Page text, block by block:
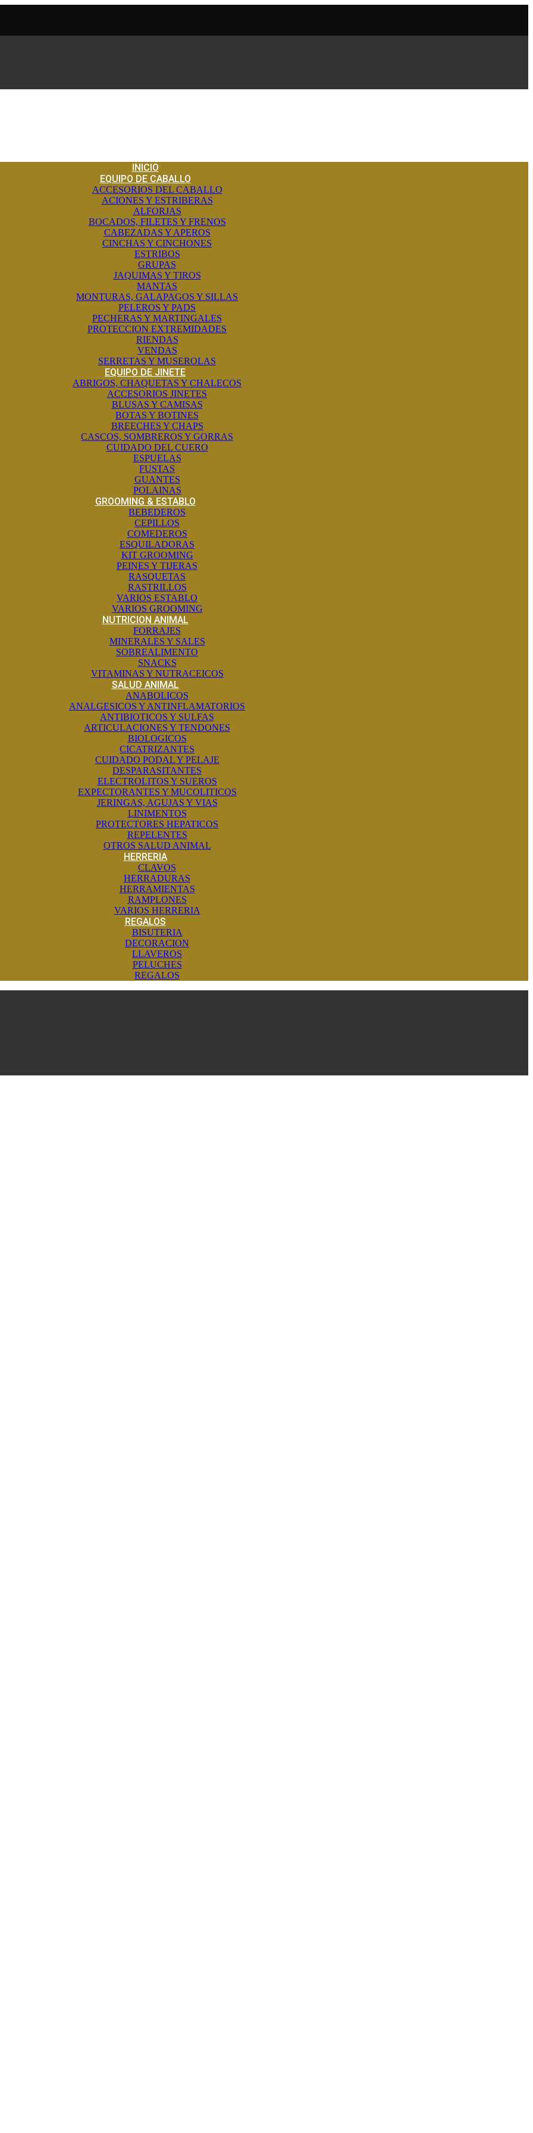
INICIO
EQUIPO DE CABALLO
ACCESORIOS DEL CABALLO
ACIONES Y ESTRIBERAS
ALFORJAS
BOCADOS, FILETES Y FRENOS
CABEZADAS Y APEROS
CINCHAS Y CINCHONES
ESTRIBOS
GRUPAS
JAQUIMAS Y TIROS
MANTAS
MONTURAS, GALAPAGOS Y SILLAS
PELEROS Y PADS
PECHERAS Y MARTINGALES
PROTECCION EXTREMIDADES
RIENDAS
VENDAS
SERRETAS Y MUSEROLAS
EQUIPO DE JINETE
ABRIGOS, CHAQUETAS Y CHALECOS
ACCESORIOS JINETES
BLUSAS Y CAMISAS
BOTAS Y BOTINES
BREECHES Y CHAPS
CASCOS, SOMBREROS Y GORRAS
CUIDADO DEL CUERO
ESPUELAS
FUSTAS
GUANTES
POLAINAS
GROOMING & ESTABLO
BEBEDEROS
CEPILLOS
COMEDEROS
ESQUILADORAS
KIT GROOMING
PEINES Y TIJERAS
RASQUETAS
RASTRILLOS
VARIOS ESTABLO
VARIOS GROOMING
NUTRICION ANIMAL
FORRAJES
MINERALES Y SALES
SOBREALIMENTO
SNACKS
VITAMINAS Y NUTRACEICOS
SALUD ANIMAL
ANABOLICOS
ANALGESICOS Y ANTINFLAMATORIOS
ANTIBIOTICOS Y SULFAS
ARTICULACIONES Y TENDONES
BIOLOGICOS
CICATRIZANTES
CUIDADO PODAL Y PELAJE
DESPARASITANTES
ELECTROLITOS Y SUEROS
EXPECTORANTES Y MUCOLITICOS
JERINGAS, AGUJAS Y VIAS
LINIMENTOS
PROTECTORES HEPATICOS
REPELENTES
OTROS SALUD ANIMAL
HERRERIA
CLAVOS
HERRADURAS
HERRAMIENTAS
RAMPLONES
VARIOS HERRERIA
REGALOS
BISUTERIA
DECORACION
LLAVEROS
PELUCHES
REGALOS